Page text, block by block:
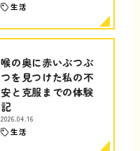
生活
喉の奥に赤いぶつぶ
つを見つけた私の不
安と克服までの体験
記
2026.04.16
生活